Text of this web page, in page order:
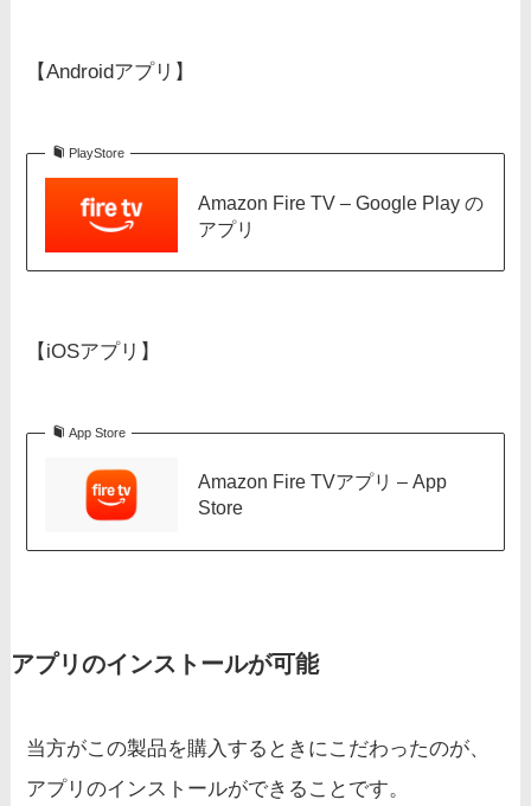
【Androidアプリ】
PlayStore
Amazon Fire TV – Google Play の
アプリ
【iOSアプリ】
App Store
Amazon Fire TVアプリ – App
Store
アプリのインストールが可能
当方がこの製品を購入するときにこだわったのが、
アプリのインストールができることです。